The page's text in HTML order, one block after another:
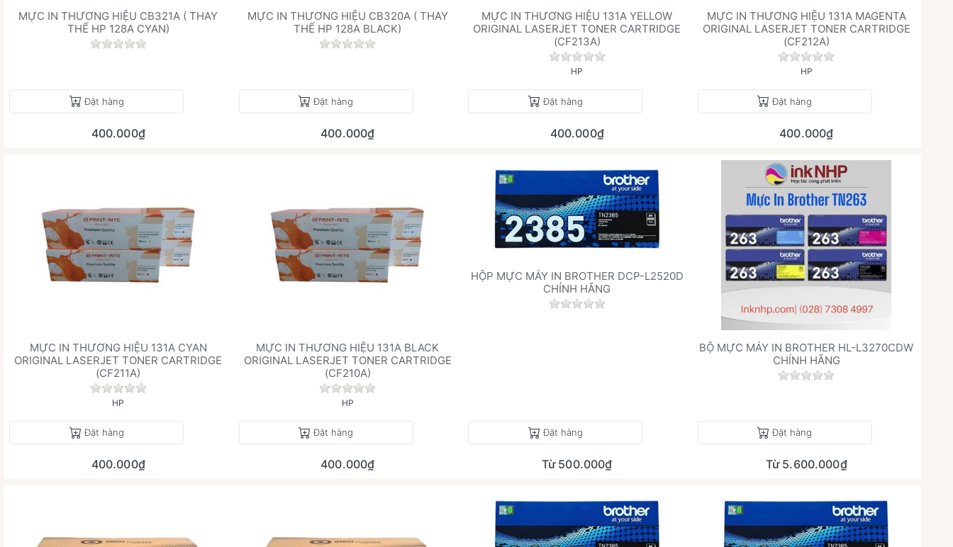
MỰC IN THƯƠNG HIỆU CB321A ( THAY
THẾ HP 128A CYAN)
Chưa có đánh giá nào cho sản phẩm này.
Đặt hàng
400.000₫
MỰC IN THƯƠNG HIỆU CB320A ( THAY
THẾ HP 128A BLACK)
Chưa có đánh giá nào cho sản phẩm này.
Đặt hàng
400.000₫
MỰC IN THƯƠNG HIỆU 131A YELLOW
ORIGINAL LASERJET TONER CARTRIDGE
(CF213A)
Chưa có đánh giá nào cho sản phẩm này.
HP
Đặt hàng
400.000₫
MỰC IN THƯƠNG HIỆU 131A MAGENTA
ORIGINAL LASERJET TONER CARTRIDGE
(CF212A)
Chưa có đánh giá nào cho
HP
Đặt hàng
400.000₫
MỰC IN THƯƠNG HIỆU 131A CYAN
ORIGINAL LASERJET TONER CARTRIDGE
(CF211A)
Chưa có đánh giá nào cho sản phẩm này.
HP
Đặt hàng
400.000₫
MỰC IN THƯƠNG HIỆU 131A BLACK
ORIGINAL LASERJET TONER CARTRIDGE
(CF210A)
Chưa có đánh giá nào cho sản phẩm này.
HP
Đặt hàng
400.000₫
HỘP MỰC MÁY IN BROTHER DCP-L2520D
CHÍNH HÃNG
Chưa có đánh giá nào cho sản phẩm này.
Đặt hàng
Từ 500.000₫
BỘ MỰC MÁY IN BROTHER HL-L3270CDW
CHÍNH HÃNG
Chưa có đánh giá nào cho
Đặt hàng
Từ 5.600.000₫